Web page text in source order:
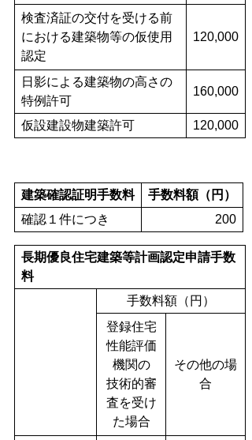
検査済証の交付を受ける前
における建築物等の仮使用
認定
120,000
日影による建築物の高さの
特例許可
160,000
仮設建設物建築許可 120,000
建築確認証明手数料
手数料額（円）
確認１件につき
200
長期優良住宅建築等計画認定申請手数
料
手数料額（円）
登録住宅
性能評価
機関の
技術的審
査を受け
た場合
その他の場
合